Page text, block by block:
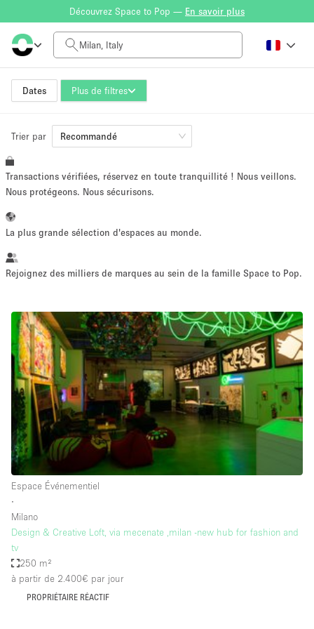
Découvrez Space to Pop — En savoir plus
Dates Plus de filtres
Tarif à la journée
0€
Taille de l'espace
~ 13 personnes
Vente au
détail
Showroom Événement Art Alimentation
Séance de
photo
Conférence Réunion Bureaux
Local
Commercial
Partagé
Type de l'espace
Atelier
Bateau
Trier par Recommandé
Transactions vérifiées, réservez en toute tranquillité ! Nous veillons.
Nous protégeons. Nous sécurisons.
La plus grande sélection d'espaces au monde.
Rejoignez des milliers de marques au sein de la famille Space to Pop.
Espace Événementiel
∙
Milano
Design & Creative Loft, via mecenate ,milan -new hub for fashion and
tv
250 m²
à partir de 2.400€ par jour
PROPRIÉTAIRE RÉACTIF